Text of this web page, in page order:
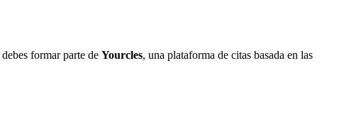
formar parte de Yourcles, una plataforma de citas basada en las